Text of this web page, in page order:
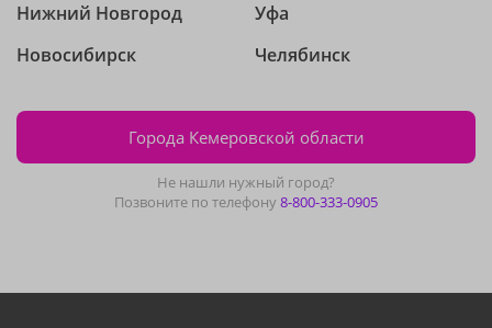
Нижний Новгород
Новосибирск
Уфа
Челябинск
Города Кемеровской области
Не нашли нужный город?
Позвоните по телефону8-800-333-0905